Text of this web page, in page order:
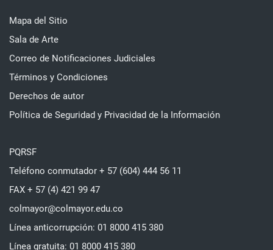
Mapa del Sitio
Sala de Arte
Correo de Notificaciones Judiciales
Términos y Condiciones
Derechos de autor
Política de Seguridad y Privacidad de la Información
PQRSF
Teléfono conmutador + 57 (604) 444 56 11
FAX + 57 (4) 421 99 47
colmayor@colmayor.edu.co
Línea anticorrupción: 01 8000 415 380
Línea gratuita: 01 8000 415 380